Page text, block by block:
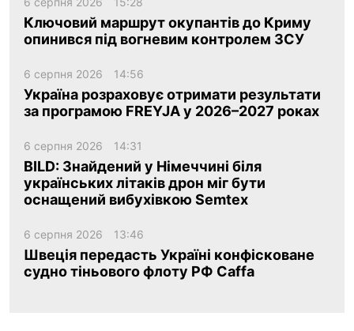
Ключовий маршрут окупантів до Криму
опинився під вогневим контролем ЗСУ
6 серпня 2026 14:56
Україна розраховує отримати результати
за програмою FREYJA у 2026–2027 роках
6 серпня 2026 14:31
BILD: Знайдений у Німеччині біля
українських літаків дрон міг бути
оснащений вибухівкою Semtex
6 серпня 2026 13:46
Швеція передасть Україні конфісковане
судно тіньового флоту РФ Caffa